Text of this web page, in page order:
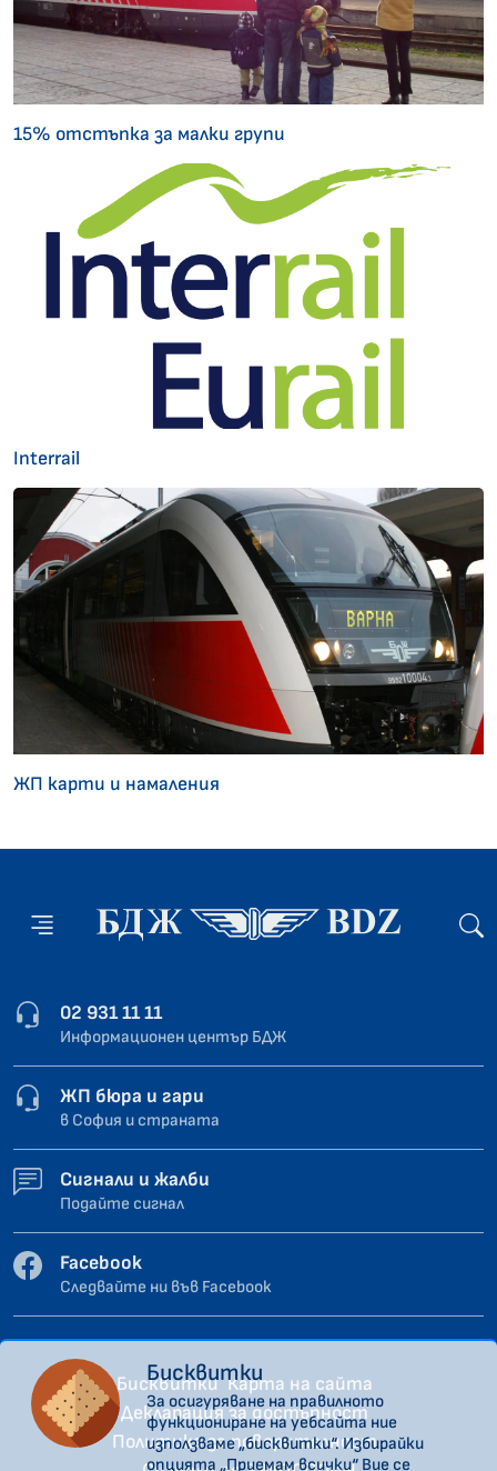
15% отстъпка за малки групи
Interrail
ЖП карти и намаления
02 931 11 11
Информационен център БДЖ
ЖП бюра и гари
в София и страната
Сигнали и жалби
Подайте сигнал
Facebook
Следвайте ни във Facebook
Бисквитки Карта на сайта
Декларация за достъпност
Политика за поверителност
Бисквитки
За осигуряване на правилното
функциониране на уебсайта ние
използваме „бисквитки“. Избирайки
опцията „Приемам всички“ Вие се